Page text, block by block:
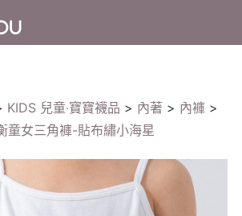
KIDS 兒童‧寶寶襪品 > 內著 > 內褲 >
童女三角褲-貼布繡小海星